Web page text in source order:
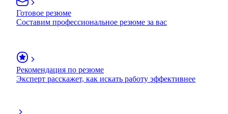
Готовое резюме
Составим профессиональное резюме за вас
Рекомендация по резюме
Эксперт расскажет, как искать работу эффективнее